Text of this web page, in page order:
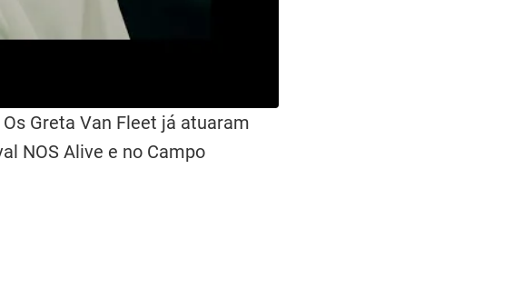
Greta Van Fleet já atuaram
NOS Alive e no Campo